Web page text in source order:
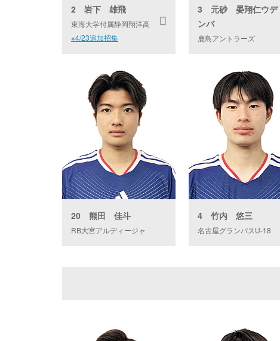
2 岩下 雄飛
東海大学付属静岡翔洋高
※4/23追加招集
3 元砂 晏翔仁ウデ
ンバ
鹿島アントラーズ
20 熊田 佳斗
RB大宮アルディージャ
4 竹内 悠三
名古屋グランパスU-18